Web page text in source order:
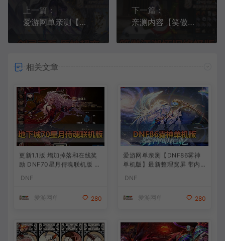
上一篇：
爱游网单亲测【剑灵三系】原神超变单机版 无CD道具 切割装备 单人跨服内置GM带配套攻略 物品ID GM物品后台 虚拟机一键端视频安装教学
下一篇：
亲测内容【笑傲江湖】精品怀旧终极单机版10大门派130完善副本任务带丰富GM命令物品ID爱游网单亲测视频教学
相关文章
更新1.1版 增加掉落和在线奖
励 DNF70星月侍魂联机版 新
词条 护石 辟邪玉 皮肤外观 B
徽章 技能宝珠等 在线点 装备
DNF
爱游网单 280
爱游网单亲测【DNF86雾神
单机版】最新整理宽屏 带内
新深渊副本 技能护石 虚拟机
DNF
爱游网单 280